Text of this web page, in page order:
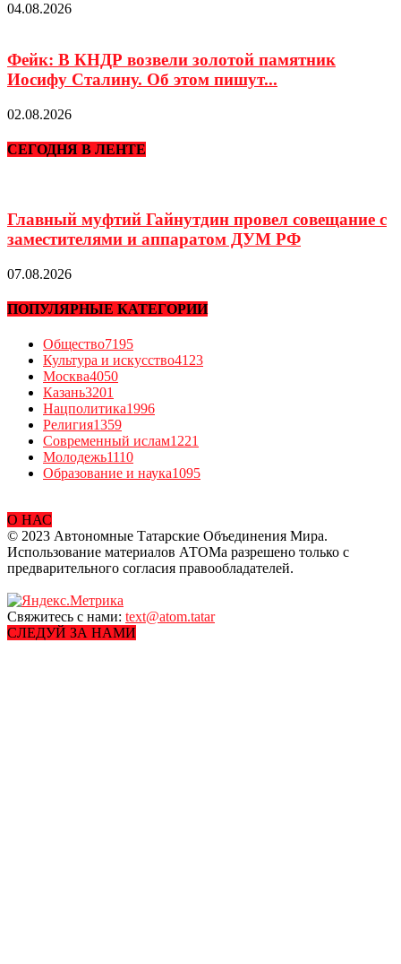
04.08.2026
Фейк: В КНДР возвели золотой памятник
Иосифу Сталину. Об этом пишут...
02.08.2026
СЕГОДНЯ В ЛЕНТЕ
Главный муфтий Гайнутдин провел совещание с
заместителями и аппаратом ДУМ РФ
07.08.2026
ПОПУЛЯРНЫЕ КАТЕГОРИИ
Общество7195
Культура и искусство4123
Москва4050
Казань3201
Нацполитика1996
Религия1359
Современный ислам1221
Молодежь1110
Образование и наука1095
О НАС
© 2023 Автономные Татарские Объединения Мира.
Использование материалов АТОМа разрешено только с
предварительного согласия правообладателей.
Свяжитесь с нами: text@atom.tatar
СЛЕДУЙ ЗА НАМИ